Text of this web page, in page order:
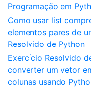
Programação em
Como usar list
elementos pares de
Resolvido de Python
Exercício Resolvido
converter um vetor
colunas usando